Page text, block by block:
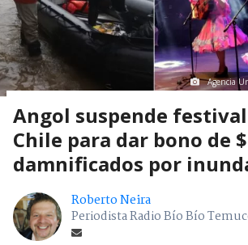
Agencia
Angol suspende
Chile para dar bono de
damnificados por
Roberto Neira
Periodista Radio Bío Bío